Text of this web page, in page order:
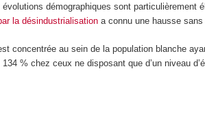
démographiques sont
la désindustrialisation a connu une hausse
concentrée au sein de la population blanche
% chez ceux ne disposant que d’un niveau